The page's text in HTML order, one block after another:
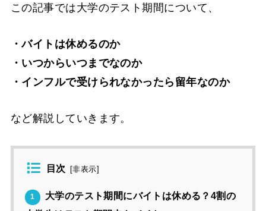
この記事では大学のテスト期間について、
・バイトは休めるのか
・いつからいつまでなのか
・インフルで受けられなかったら留年なのか
など解説していきます。
目次 [非表示]
1
大学のテスト期間にバイトは休める？4割の